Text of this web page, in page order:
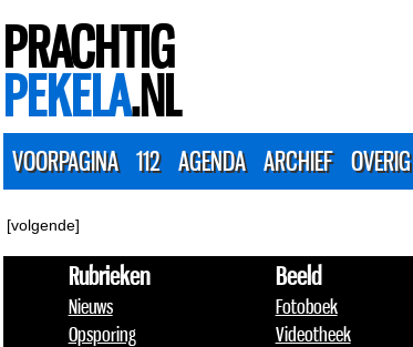
PRACHTIG
PEKELA.NL
VOORPAGINA 112 AGENDA ARCHIEF OVERIG
[volgende]
Rubrieken
Nieuws
Opsporing
Beeld
Fotoboek
Videotheek